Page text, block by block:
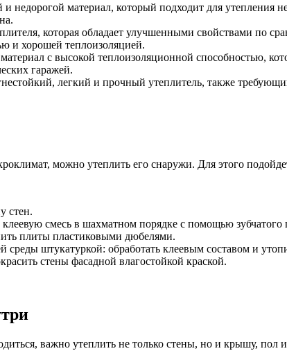
недорогой материал, который подходит для утепления
которая обладает улучшенными свойствами по
и хорошей теплоизоляцией.
с высокой теплоизоляционной способностью,
гаражей.
легкий и прочный утеплитель, также
можно утеплить его снаружи. Для этого
стен.
смесь в шахматном порядке с помощью зубчатого
плиты пластиковыми дюбелями.
среды штукатуркой: обработать клеевым составом и
стены фасадной влагостойкой краской.
важно утеплить не только стены, но и крышу, пол